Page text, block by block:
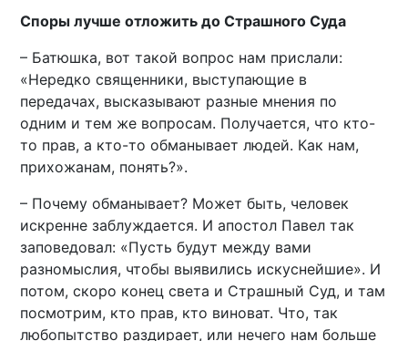
Споры лучше отложить до Страшного Суда
– Батюшка, вот такой вопрос нам прислали:
«Нередко священники, выступающие в
передачах, высказывают разные мнения по
одним и тем же вопросам. Получается, что кто-
то прав, а кто-то обманывает людей. Как нам,
прихожанам, понять?».
– Почему обманывает? Может быть, человек
искренне заблуждается. И апостол Павел так
заповедовал: «Пусть будут между вами
разномыслия, чтобы выявились искуснейшие». И
потом, скоро конец света и Страшный Суд, и там
посмотрим, кто прав, кто виноват. Что, так
любопытство раздирает, или нечего нам больше